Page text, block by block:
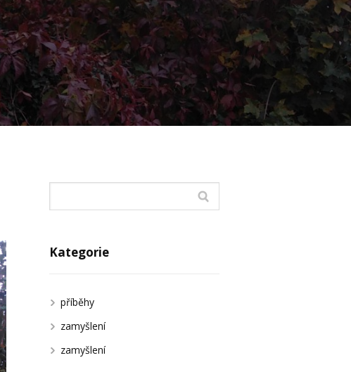
Kategorie
příběhy
zamyšlení
zamyšlení